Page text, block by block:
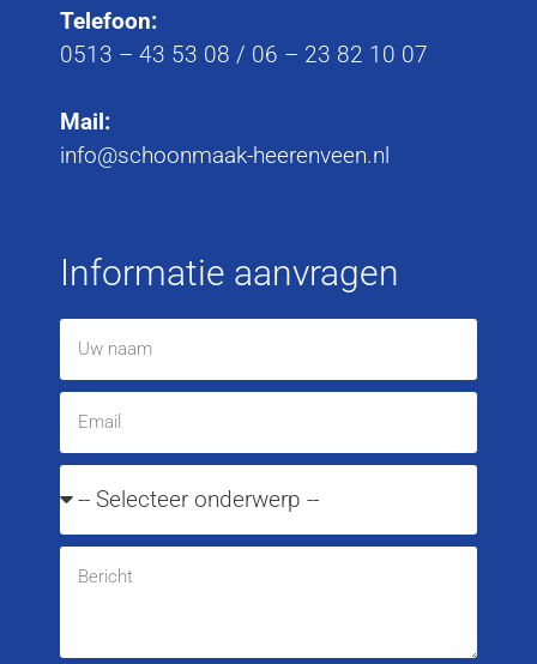
Telefoon:
0513 – 43 53 08 / 06 – 23 82 10 07
Mail:
info@schoonmaak-heerenveen.nl
Informatie aanvragen